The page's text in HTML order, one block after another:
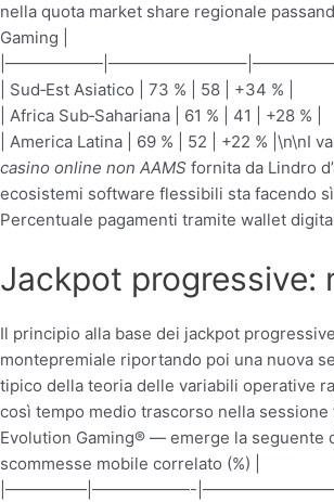
nella quota market share regionale
Gaming |
| Sud‑Est Asiatico | 73 % | 58 | +34 % |
| Africa Sub‑Sahariana | 61 % | 41 | +28 % |
| America Latina | 69 % | 52 | +22 %
casino online non AAMS fornita da Lindro
ecosistemi software flessibili sta facendo
Percentuale pagamenti tramite wallet
Jackpot
Il principio alla base dei jackpot
montepremiale riportando poi una nuova
tipico della teoria delle variabili operative
così tempo medio trascorso nella
Evolution Gaming® — emerge la seguente
scommesse mobile correlato (%) |
|—————|——————-